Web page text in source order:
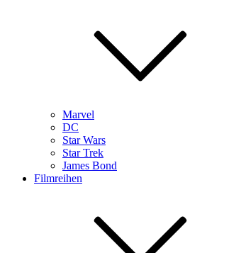
Marvel
DC
Star Wars
Star Trek
James Bond
Filmreihen